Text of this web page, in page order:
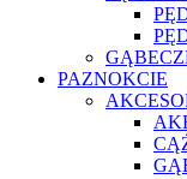
PAZNOKCIE